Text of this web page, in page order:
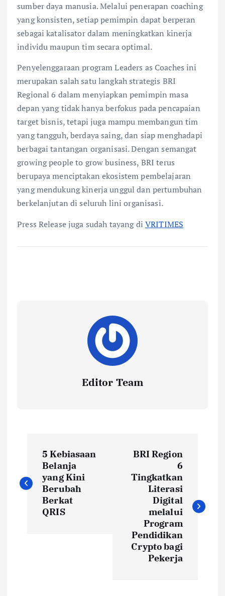
sumber daya manusia. Melalui penerapan coaching
yang konsisten, setiap pemimpin dapat berperan
sebagai katalisator dalam meningkatkan kinerja
individu maupun tim secara optimal.
Penyelenggaraan program Leaders as Coaches ini
merupakan salah satu langkah strategis BRI
Regional 6 dalam menyiapkan pemimpin masa
depan yang tidak hanya berfokus pada pencapaian
target bisnis, tetapi juga mampu membangun tim
yang tangguh, berdaya saing, dan siap menghadapi
berbagai tantangan organisasi. Dengan semangat
growing people to grow business, BRI terus
berupaya menciptakan ekosistem pembelajaran
yang mendukung kinerja unggul dan pertumbuhan
berkelanjutan di seluruh lini organisasi.
Press Release juga sudah tayang diVRITIMES
Editor Team
o
s
5 Kebiasaan
Belanja
yang Kini
Berubah
Berkat
QRIS
BRI Region
6
Tingkatkan
Literasi
Digital
melalui
Program
Pendidikan
Crypto bagi
Pekerja